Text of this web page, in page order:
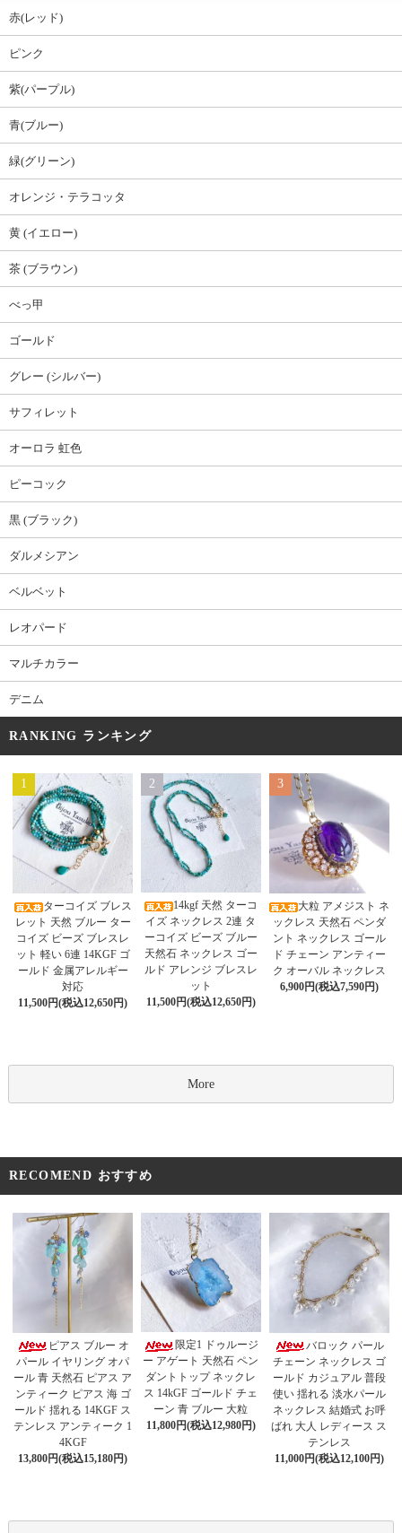
赤(レッド)
ピンク
紫(パープル)
青(ブルー)
緑(グリーン)
オレンジ・テラコッタ
黄 (イエロー)
茶 (ブラウン)
べっ甲
ゴールド
グレー (シルバー)
サフィレット
オーロラ 虹色
ピーコック
黒 (ブラック)
ダルメシアン
ベルベット
レオパード
マルチカラー
デニム
RANKING ランキング
1
ターコイズ ブレス
レット 天然 ブルー ター
コイズ ビーズ ブレスレ
ット 軽い 6連 14KGF ゴ
ールド 金属アレルギー
対応
11,500円(税込12,650円)
2
14kgf 天然 ターコ
イズ ネックレス 2連 タ
ーコイズ ビーズ ブルー
天然石 ネックレス ゴー
ルド アレンジ ブレスレ
ット
11,500円(税込12,650円)
3
大粒 アメジスト ネ
ックレス 天然石 ペンダ
ント ネックレス ゴール
ド チェーン アンティー
ク オーバル ネックレス
6,900円(税込7,590円)
More
RECOMEND おすすめ
ピアス ブルー オ
パール イヤリング オパ
ール 青 天然石 ピアス ア
ンティーク ピアス 海 ゴ
ールド 揺れる 14KGF ス
テンレス アンティーク 1
4KGF
13,800円(税込15,180円)
限定1 ドゥルージ
ー アゲート 天然石 ペン
ダントトップ ネックレ
ス 14kGF ゴールド チェ
ーン 青 ブルー 大粒
11,800円(税込12,980円)
バロック パール
チェーン ネックレス ゴ
ールド カジュアル 普段
使い 揺れる 淡水パール
ネックレス 結婚式 お呼
ばれ 大人 レディース ス
テンレス
11,000円(税込12,100円)